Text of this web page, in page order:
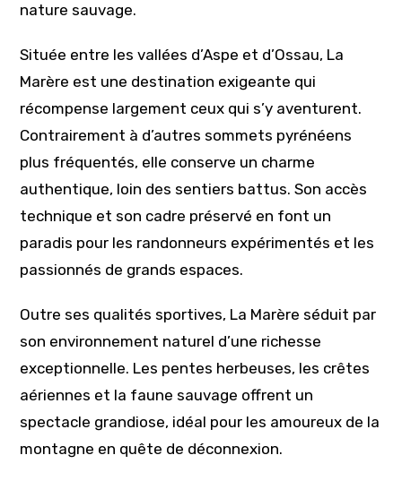
nature sauvage.
Située entre les vallées d’Aspe et d’Ossau, La
Marère est une destination exigeante qui
récompense largement ceux qui s’y aventurent.
Contrairement à d’autres sommets pyrénéens
plus fréquentés, elle conserve un charme
authentique, loin des sentiers battus. Son accès
technique et son cadre préservé en font un
paradis pour les randonneurs expérimentés et les
passionnés de grands espaces.
Outre ses qualités sportives, La Marère séduit par
son environnement naturel d’une richesse
exceptionnelle. Les pentes herbeuses, les crêtes
aériennes et la faune sauvage offrent un
spectacle grandiose, idéal pour les amoureux de la
montagne en quête de déconnexion.